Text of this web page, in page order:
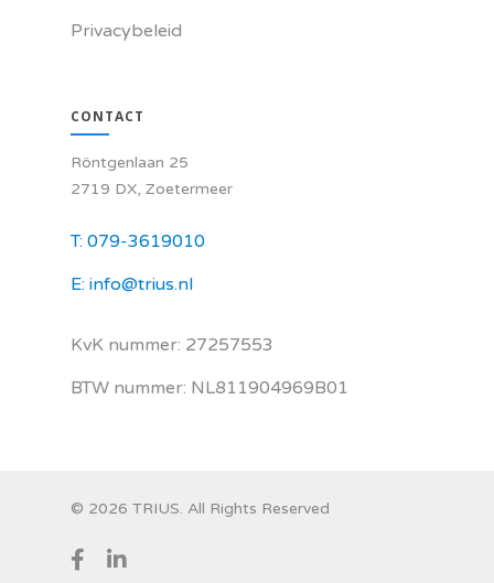
Privacybeleid
CONTACT
Röntgenlaan 25
2719 DX, Zoetermeer
T: 079-3619010
E: info@trius.nl
KvK nummer: 27257553
BTW nummer: NL811904969B01
© 2026 TRIUS. All Rights Reserved
facebooklinkedin